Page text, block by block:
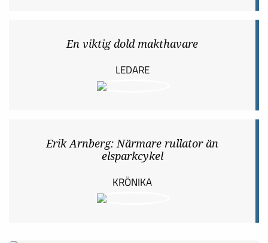
En viktig dold makthavare
LEDARE
Erik Arnberg: Närmare rullator än
elsparkcykel
KRÖNIKA